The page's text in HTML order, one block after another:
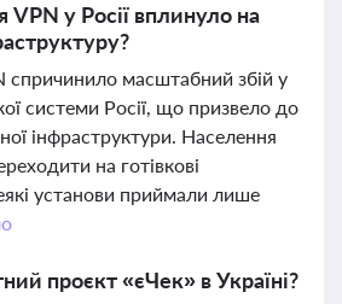
VPN у Росії вплинуло на
спричинило масштабний збій у
системи Росії, що призвело до
інфраструктури. Населення
на готівкові
установи приймали лише
проєкт «єЧек» в Україні?